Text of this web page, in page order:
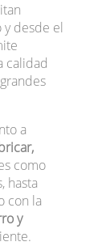
y desde el
calidad
a
como
hasta
con la
y